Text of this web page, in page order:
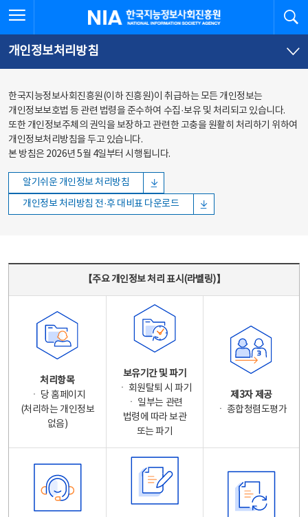
바로가기
바로가기
한국지능정보사회진흥원
개인정보처리방침
한국지능정보사회진흥원(이하 진흥원)이 취급하는 모든 개인정보는
개인정보보호법 등 관련 법령을 준수하여 수집·보유 및 처리되고 있습니다.
또한 개인정보주체의 권익을 보장하고 관련한 고충을 원활히 처리하기 위하여
개인정보처리방침을 두고 있습니다.
본 방침은 2026년 5월 4일부터 시행됩니다.
알기쉬운 개인정보 처리방침
개인정보 처리방침 전·후 대비표 다운로드
【주요 개인정보 처리 표시(라벨링)】
처리항목
ㆍ 당 홈페이지
(처리하는 개인정보
없음)
보유기간 및 파기
ㆍ 회원탈퇴 시 파기
ㆍ 일부는 관련
법령에 따라 보관
또는 파기
제3자 제공
ㆍ 종합청렴도평가